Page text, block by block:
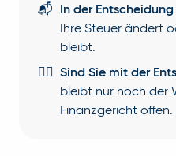
📬
In der
Ihre Steuer ändert
bleibt.
🧑‍⚖️
Sind Sie mit der
bleibt nur noch der
Finanzgericht offen.